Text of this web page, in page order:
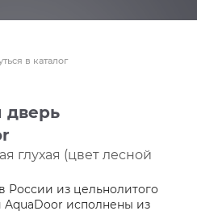
в каталог
дверь
глухая (цвет лесной
России из цельнолитого
исполнены из